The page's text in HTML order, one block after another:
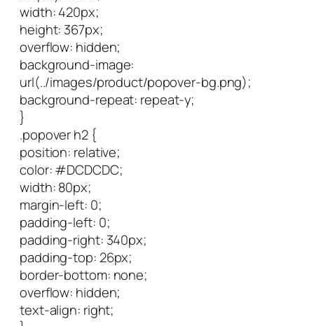
width: 420px;
height: 367px;
overflow: hidden;
background-image:
url(../images/product/popover-bg.png);
background-repeat: repeat-y;
}
.popover h2 {
position: relative;
color: #DCDCDC;
width: 80px;
margin-left: 0;
padding-left: 0;
padding-right: 340px;
padding-top: 26px;
border-bottom: none;
overflow: hidden;
text-align: right;